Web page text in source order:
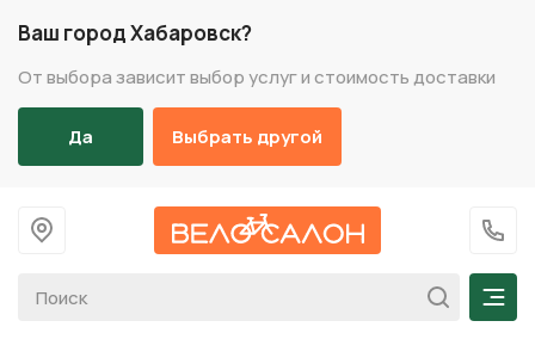
Ваш город Хабаровск?
От выбора зависит выбор услуг и стоимость доставки
Да Выбрать другой
На главную
+7